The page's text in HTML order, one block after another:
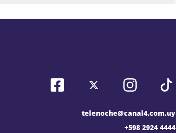
telenoche@canal4.com.uy
+598 2924 4444